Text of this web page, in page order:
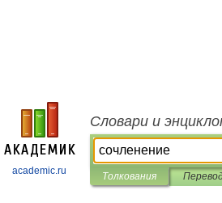
academic.ru
Словари и
Толкования